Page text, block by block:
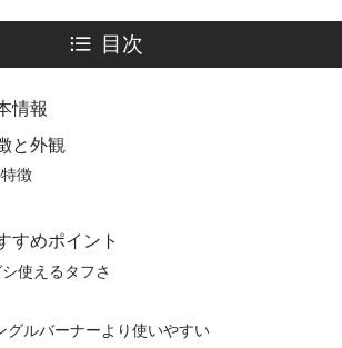
目次
情報
と外観
徴
すめポイント
使えるタフさ
グルバーナーより使いやすい